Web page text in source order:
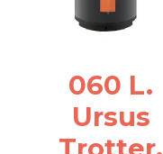
060 L.
Ursus